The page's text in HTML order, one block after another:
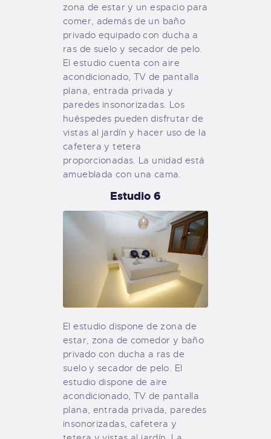
zona de estar y un espacio para
comer, además de un baño
privado equipado con ducha a
ras de suelo y secador de pelo.
El estudio cuenta con aire
acondicionado, TV de pantalla
plana, entrada privada y
paredes insonorizadas. Los
huéspedes pueden disfrutar de
vistas al jardín y hacer uso de la
cafetera y tetera
proporcionadas. La unidad está
amueblada con una cama.
Estudio 6
El estudio dispone de zona de
estar, zona de comedor y baño
privado con ducha a ras de
suelo y secador de pelo. El
estudio dispone de aire
acondicionado, TV de pantalla
plana, entrada privada, paredes
insonorizadas, cafetera y